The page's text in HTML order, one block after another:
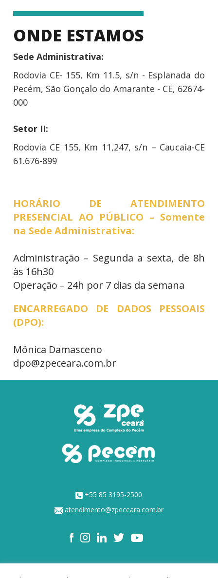
ONDE ESTAMOS
Sede Administrativa:
Rodovia CE- 155, Km 11.5, s/n - Esplanada do
Pecém, São Gonçalo do Amarante - CE, 62674-
000
Setor II:
Rodovia CE 155, Km 11,247, s/n – Caucaia-CE
61.676-899
HORÁRIO DE ATENDIMENTO
PRESENCIAL AO PÚBLICO – Somente
na Sede Administrativa:
Administração – Segunda a sexta, de 8h
às 16h30
Operação – 24h por 7 dias da semana
ENCARREGADO DE DADOS PESSOAIS
(DPO):
Mônica Damasceno
dpo@zpeceara.com.br
+55 85 3195-2500
atendimento@zpeceara.com.br
NOSSOS ACIONISTAS